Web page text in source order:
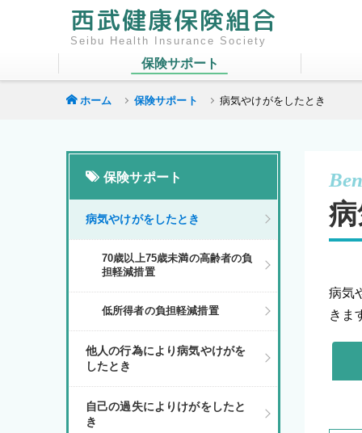
西武健康保険組合
保険サポート
ホーム 保険サポート 病気やけがをしたとき
病気
きま
保険サポート
病気やけがをしたとき
70歳以上75歳未満の高齢者の負
担軽減措置
低所得者の負担軽減措置
他人の行為により病気やけがを
したとき
自己の過失によりけがをしたと
き